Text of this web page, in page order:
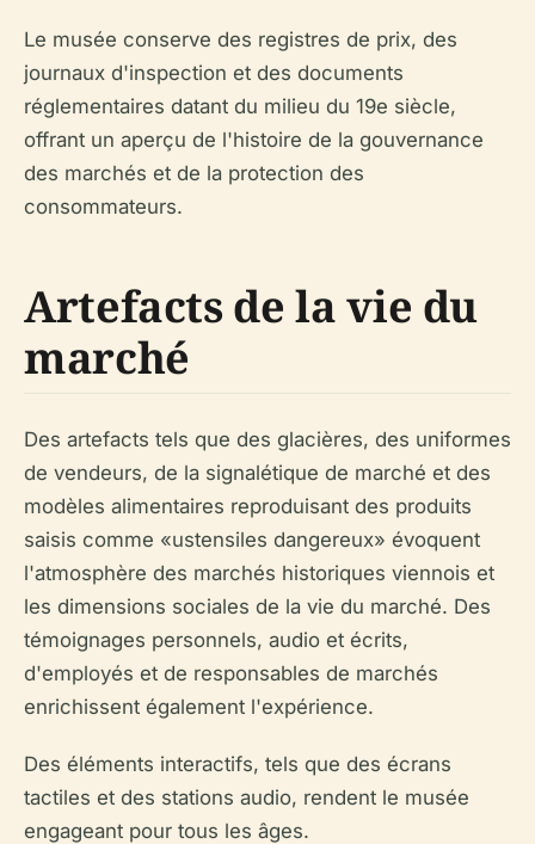
Le musée conserve des registres de prix, des
journaux d'inspection et des documents
réglementaires datant du milieu du 19e siècle,
offrant un aperçu de l'histoire de la gouvernance
des marchés et de la protection des
consommateurs.
Artefacts de la vie du
marché
Des artefacts tels que des glacières, des uniformes
de vendeurs, de la signalétique de marché et des
modèles alimentaires reproduisant des produits
saisis comme «ustensiles dangereux» évoquent
l'atmosphère des marchés historiques viennois et
les dimensions sociales de la vie du marché. Des
témoignages personnels, audio et écrits,
d'employés et de responsables de marchés
enrichissent également l'expérience.
Des éléments interactifs, tels que des écrans
tactiles et des stations audio, rendent le musée
engageant pour tous les âges.